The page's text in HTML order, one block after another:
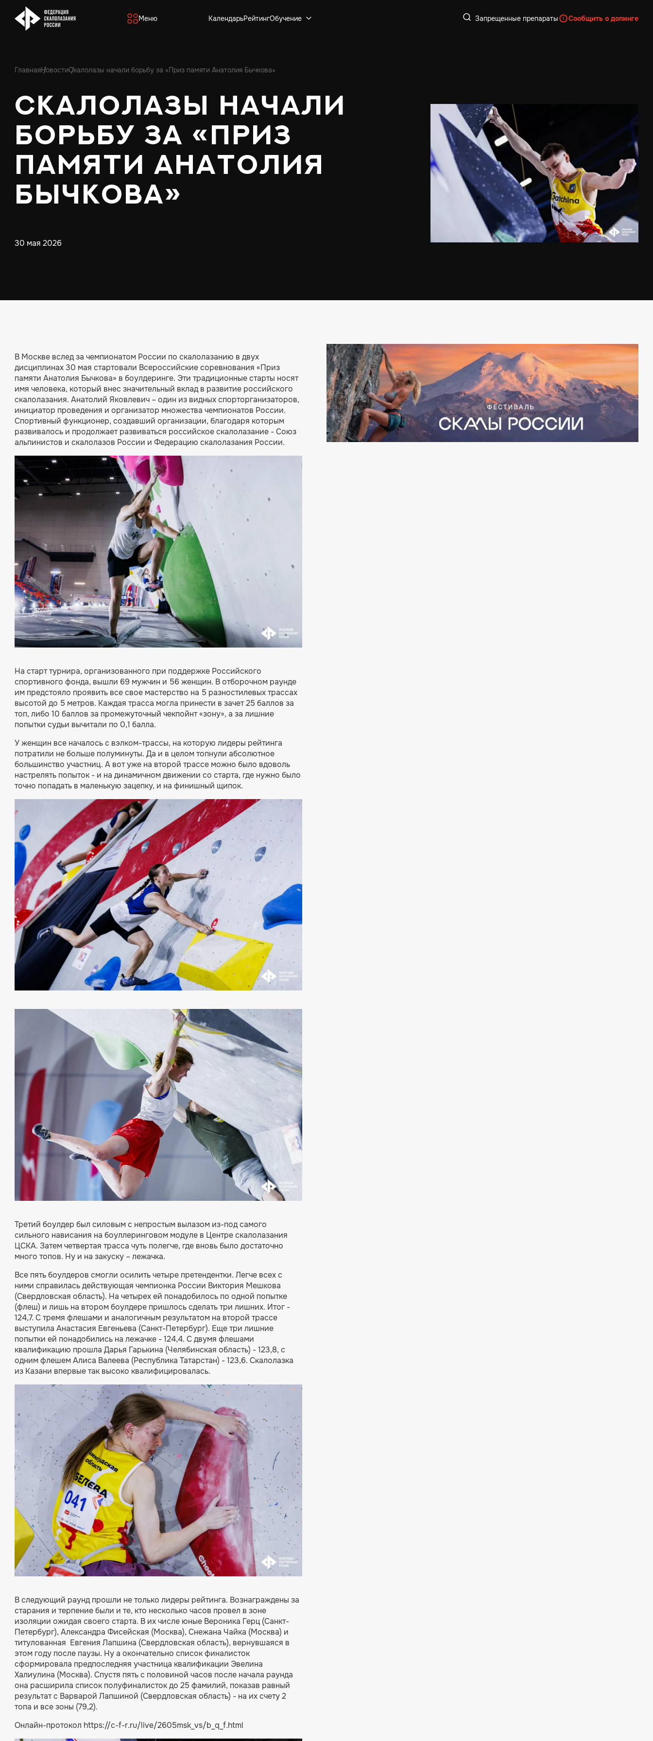
Меню КалендарьРейтингОбучение Запрещенные препараты Сообщить о допинге
ГлавнаяНовостиСкалолазы начали борьбу за «Приз памяти Анатолия Бычкова»
Скалолазы начали
борьбу за «Приз
памяти Анатолия
Бычкова»
30 мая 2026
В Москве вслед за чемпионатом России по скалолазанию в двух
дисциплинах 30 мая стартовали Всероссийские соревнования «Приз
памяти Анатолия Бычкова» в боулдеринге. Эти традиционные старты носят
имя человека, который внес значительный вклад в развитие российского
скалолазания. Анатолий Яковлевич – один из видных спорторганизаторов,
инициатор проведения и организатор множества чемпионатов России.
Спортивный функционер, создавший организации, благодаря которым
развивалось и продолжает развиваться российское скалолазание - Союз
альпинистов и скалолазов России и Федерацию скалолазания России.
На старт турнира, организованного при поддержке Российского
спортивного фонда, вышли 69 мужчин и 56 женщин. В отборочном раунде
им предстояло проявить все свое мастерство на 5 разностилевых трассах
высотой до 5 метров. Каждая трасса могла принести в зачет 25 баллов за
топ, либо 10 баллов за промежуточный чекпойнт «зону», а за лишние
попытки судьи вычитали по 0,1 балла.
У женщин все началось с вэлком-трассы, на которую лидеры рейтинга
потратили не больше полуминуты. Да и в целом топнули абсолютное
большинство участниц. А вот уже на второй трассе можно было вдоволь
настрелять попыток - и на динамичном движении со старта, где нужно было
точно попадать в маленькую зацепку, и на финишный щипок.
Третий боулдер был силовым с непростым вылазом из-под самого
сильного нависания на боуллеринговом модуле в Центре скалолазания
ЦСКА. Затем четвертая трасса чуть полегче, где вновь было достаточно
много топов. Ну и на закуску – лежачка.
Все пять боулдеров смогли осилить четыре претендентки. Легче всех с
ними справилась действующая чемпионка России Виктория Мешкова
(Свердловская область). На четырех ей понадобилось по одной попытке
(флеш) и лишь на втором боулдере пришлось сделать три лишних. Итог -
124,7. С тремя флешами и аналогичным результатом на второй трассе
выступила Анастасия Евгеньева (Санкт-Петербург). Еще три лишние
попытки ей понадобились на лежачке - 124,4. С двумя флешами
квалификацию прошла Дарья Гарькина (Челябинская область) - 123,8, с
одним флешем Алиса Валеева (Республика Татарстан) - 123,6. Скалолазка
из Казани впервые так высоко квалифицировалась.
В следующий раунд прошли не только лидеры рейтинга. Вознаграждены за
старания и терпение были и те, кто несколько часов провел в зоне
изоляции ожидая своего старта. В их числе юные Вероника Герц (Санкт-
Петербург), Александра Фисейская (Москва), Снежана Чайка (Москва) и
титулованная Евгения Лапшина (Свердловская область), вернувшаяся в
этом году после паузы. Ну а окончательно список финалисток
сформировала предпоследняя участница квалификации Эвелина
Халиулина (Москва). Спустя пять с половиной часов после начала раунда
она расширила список полуфиналисток до 25 фамилий, показав равный
результат с Варварой Лапшиной (Свердловская область) - на их счету 2
топа и все зоны (79,2).
Онлайн-протокол https://c-f-r.ru/live/2605msk_vs/b_q_f.html